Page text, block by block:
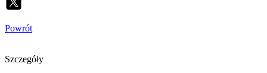
Powrót
Szczegóły